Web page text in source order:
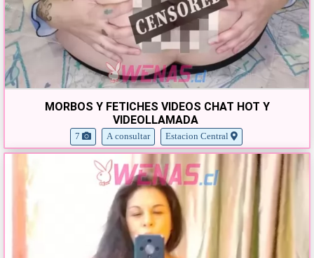
MORBOS Y FETICHES VIDEOS CHAT HOT Y
VIDEOLLAMADA
7 A consultar Estacion Central